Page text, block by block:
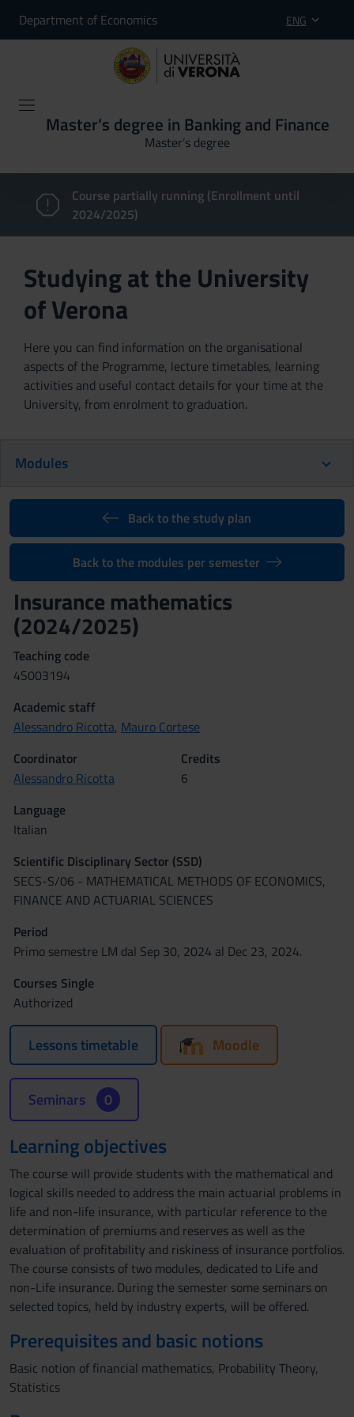
Department of Economics ENG
Master’s degree in Banking and Finance
Master’s degree
Course partially running (Enrollment until
2024/2025)
Studying at the University
of Verona
Here you can find information on the organisational
aspects of the Programme, lecture timetables, learning
activities and useful contact details for your time at the
University, from enrolment to graduation.
Modules
Back to the study plan
Back to the modules per semester
Insurance mathematics
(2024/2025)
Teaching code
4S003194
Academic staff
Alessandro Ricotta, Mauro Cortese
Coordinator
Alessandro Ricotta
Credits
6
Language
Italian
Scientific Disciplinary Sector (SSD)
SECS-S/06 - MATHEMATICAL METHODS OF ECONOMICS,
FINANCE AND ACTUARIAL SCIENCES
Period
Primo semestre LM dal Sep 30, 2024 al Dec 23, 2024.
Courses Single
Authorized
Lessons timetable Moodle
Seminars 0
Learning objectives
The course will provide students with the mathematical and
logical skills needed to address the main actuarial problems in
life and non-life insurance, with particular reference to the
determination of premiums and reserves as well as the
evaluation of profitability and riskiness of insurance portfolios.
The course consists of two modules, dedicated to Life and
non-Life insurance. During the semester some seminars on
selected topics, held by industry experts, will be offered.
Prerequisites and basic notions
Basic notion of financial mathematics, Probability Theory,
Statistics